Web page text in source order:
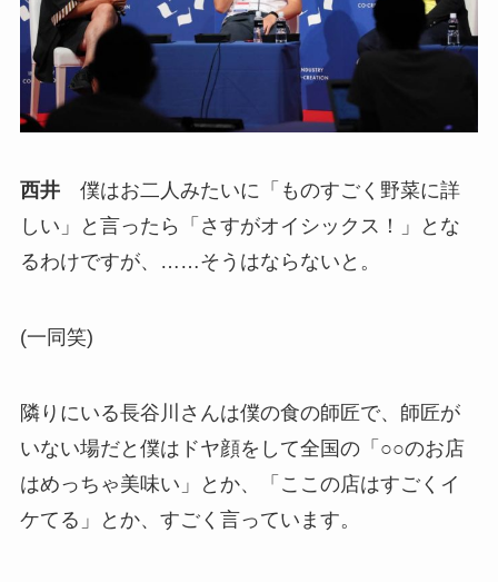
西井僕はお二人みたいに「ものすごく野菜に詳
しい」と言ったら「さすがオイシックス！」とな
るわけですが、……そうはならないと。
(一同笑)
隣りにいる長谷川さんは僕の食の師匠で、師匠が
いない場だと僕はドヤ顔をして全国の「○○のお店
はめっちゃ美味い」とか、「ここの店はすごくイ
ケてる」とか、すごく言っています。